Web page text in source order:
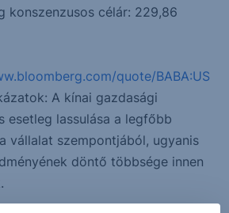
konszenzusos célár: 229,86
quote/BABA:US
A kínai gazdasági
esetleg lassulása a legfőbb
vállalat szempontjából, ugyanis
döntő többsége innen